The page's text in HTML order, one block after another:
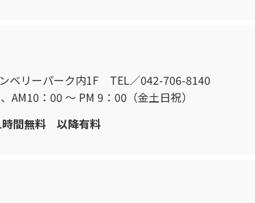
ベリーパーク内1F TEL／042-706-8140
AM10：00 〜 PM 9：00（金土日祝）
時間無料 以降有料